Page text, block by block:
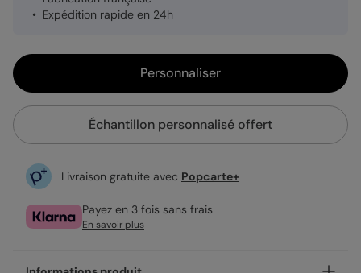
Expédition rapide en 24h
Personnaliser
Échantillon personnalisé offert
Livraison gratuite avec Popcarte+
Payez en 3 fois sans frais
En savoir plus